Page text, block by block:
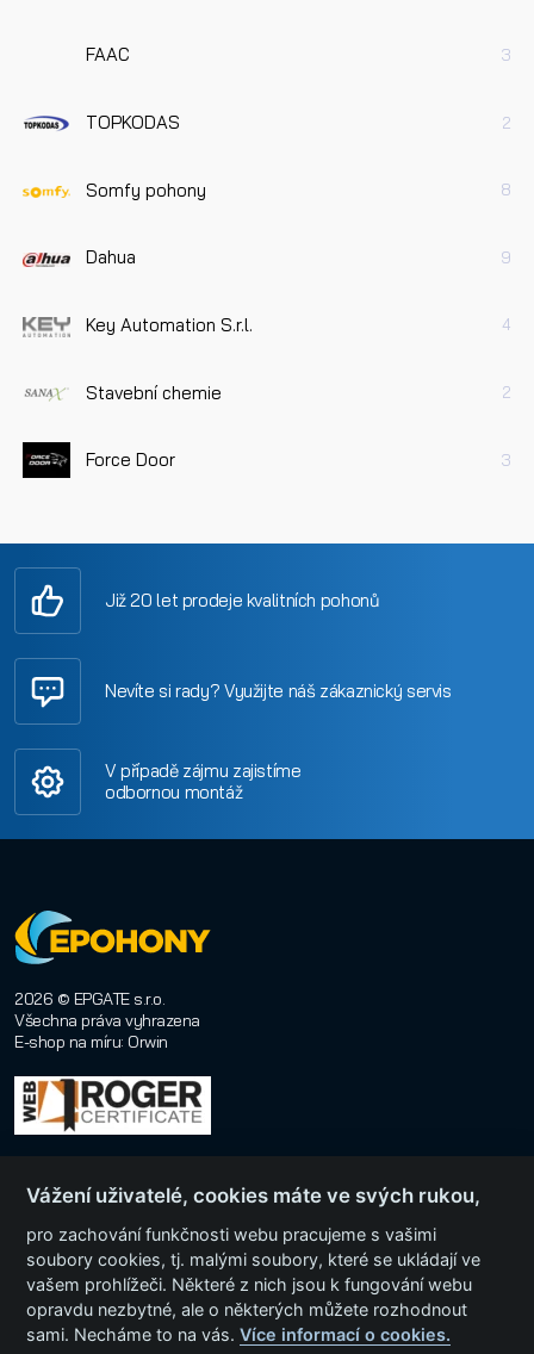
FAAC 3
TOPKODAS 2
Somfy pohony 8
Dahua 9
Key Automation S.r.l. 4
Stavební chemie 2
Force Door 3
Již 20 let prodeje kvalitních pohonů
Nevíte si rady? Využijte náš zákaznický servis
V případě zájmu zajistíme
odbornou montáž
2026 © EPGATE s.r.o.
Všechna práva vyhrazena
E-shop na míru: Orwin
Menu
Kategorie produktů
Vážení uživatelé, cookies máte ve svých rukou,
pro zachování funkčnosti webu pracujeme s vašimi
soubory cookies, tj. malými soubory, které se ukládají ve
vašem prohlížeči. Některé z nich jsou k fungování webu
opravdu nezbytné, ale o některých můžete rozhodnout
sami. Necháme to na vás.Více informací o cookies.